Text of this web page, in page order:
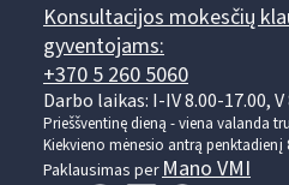
Konsultacijos mokesčių
gyventojams:
+370 5 260 5060
Darbo laikas: I-IV 8.00-17.00, V
Prieššventinę dieną - viena valanda
Kiekvieno mėnesio antrą penktadienį
Paklausimas per Mano VMI